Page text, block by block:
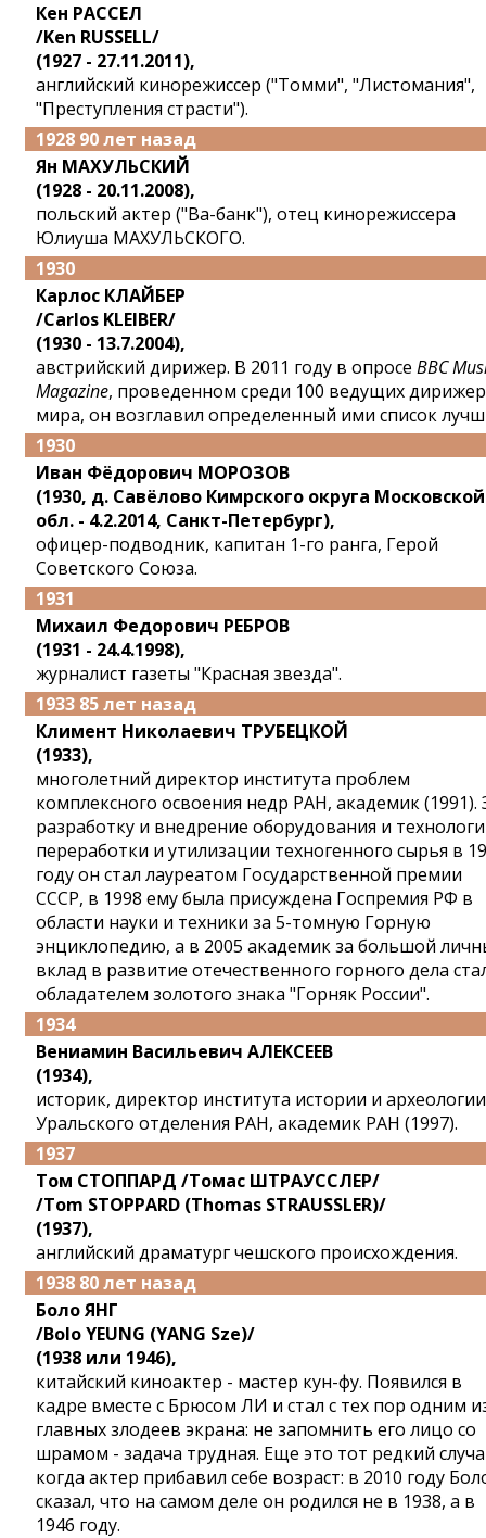
Кен РАССЕЛ
/Ken RUSSELL/
(1927 - 27.11.2011),
английский кинорежиссер ("Томми", "Листомания",
"Преступления страсти").
1928 90 лет назад
Ян МАХУЛЬСКИЙ
(1928 - 20.11.2008),
польский актер ("Ва-банк"), отец кинорежиссера
Юлиуша МАХУЛЬСКОГО.
1930
Карлос КЛАЙБЕР
/Carlos KLEIBER/
(1930 - 13.7.2004),
австрийский дирижер. В 2011 году в опросе BBC
Magazine, проведенном среди 100 ведущих
мира, он возглавил определенный ими список
1930
Иван Фёдорович МОРОЗОВ
(1930, д. Савёлово Кимрского округа Московской
обл. - 4.2.2014, Санкт-Петербург),
офицер-подводник, капитан 1-го ранга, Герой
Советского Союза.
1931
Михаил Федорович РЕБРОВ
(1931 - 24.4.1998),
журналист газеты "Красная звезда".
1933 85 лет назад
Климент Николаевич ТРУБЕЦКОЙ
(1933),
многолетний директор института проблем
комплексного освоения недр РАН, академик (1991).
разработку и внедрение оборудования и
переработки и утилизации техногенного сырья в
году он стал лауреатом Государственной премии
СССР, в 1998 ему была присуждена Госпремия РФ в
области науки и техники за 5-томную Горную
энциклопедию, а в 2005 академик за большой
вклад в развитие отечественного горного дела
обладателем золотого знака "Горняк России".
1934
Вениамин Васильевич АЛЕКСЕЕВ
(1934),
историк, директор института истории и археологии
Уральского отделения РАН, академик РАН (1997).
1937
Том СТОППАРД /Томас ШТРАУССЛЕР/
/Tom STOPPARD (Thomas STRAUSSLER)/
(1937),
английский драматург чешского происхождения.
1938 80 лет назад
Боло ЯНГ
/Bolo YEUNG (YANG Sze)/
(1938 или 1946),
китайский киноактер - мастер кун-фу. Появился в
кадре вместе с Брюсом ЛИ и стал с тех пор одним
главных злодеев экрана: не запомнить его лицо со
шрамом - задача трудная. Еще это тот редкий
когда актер прибавил себе возраст: в 2010 году
сказал, что на самом деле он родился не в 1938, а в
1946 году.